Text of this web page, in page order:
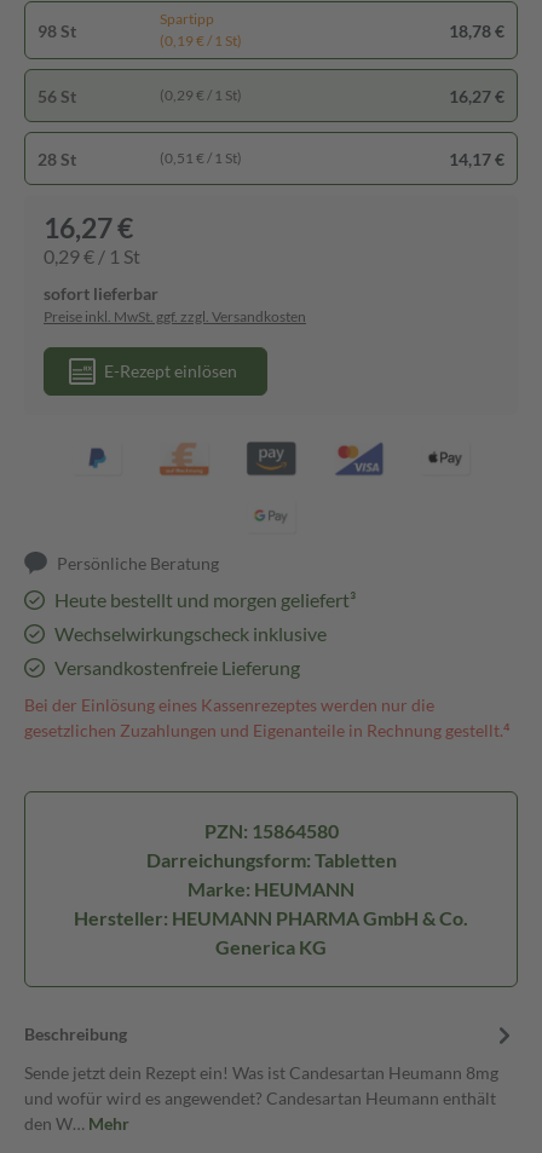
98 St
Spartipp
(0,19 € / 1 St)
18,78 €
56 St (0,29 € / 1 St) 16,27 €
28 St (0,51 € / 1 St) 14,17 €
16,27 €
0,29 € / 1 St
sofort lieferbar
Preise inkl. MwSt. ggf. zzgl. Versandkosten
E-Rezept einlösen
Persönliche Beratung
Heute bestellt und morgen geliefert³
Wechselwirkungscheck inklusive
Versandkostenfreie Lieferung
Bei der Einlösung eines Kassenrezeptes werden nur die
gesetzlichen Zuzahlungen und Eigenanteile in Rechnung gestellt.⁴
PZN: 15864580
Darreichungsform: Tabletten
Marke: HEUMANN
Hersteller: HEUMANN PHARMA GmbH & Co.
Generica KG
Beschreibung
Sende jetzt dein Rezept ein! Was ist Candesartan Heumann 8mg
und wofür wird es angewendet? Candesartan Heumann enthält
den W… Mehr